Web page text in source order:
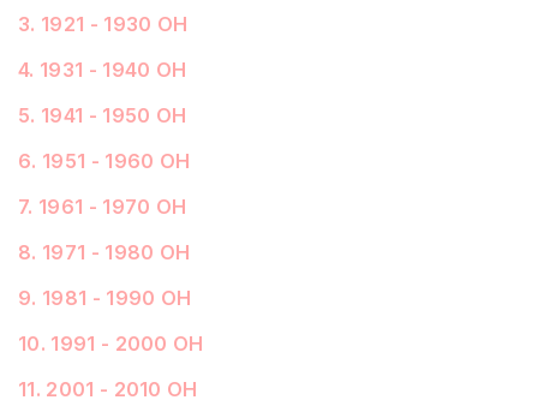
3. 1921 - 1930 ОН
4. 1931 - 1940 ОН
5. 1941 - 1950 ОН
6. 1951 - 1960 ОН
7. 1961 - 1970 ОН
8. 1971 - 1980 ОН
9. 1981 - 1990 ОН
10. 1991 - 2000 ОН
11. 2001 - 2010 ОН